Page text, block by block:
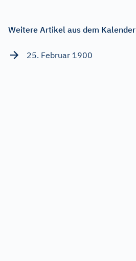
Weitere Artikel aus dem Kalender
25. Februar 1900